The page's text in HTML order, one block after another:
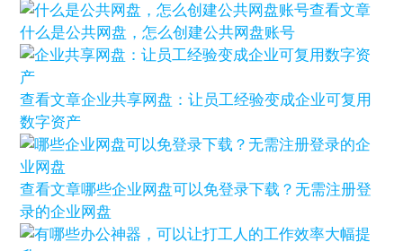
查看文章
什么是公共网盘，怎么创建公共网盘账号
查看文章企业共享网盘：让员工经验变成企业可复用
数字资产
查看文章哪些企业网盘可以免登录下载？无需注册登
录的企业网盘